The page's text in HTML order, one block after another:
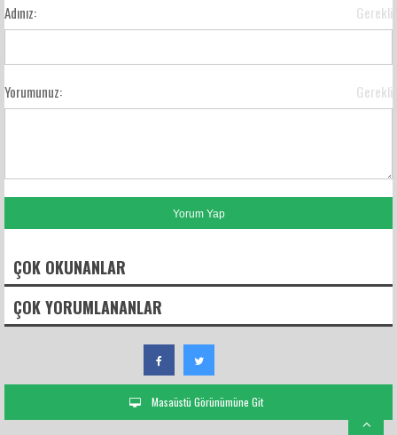
Adınız: Gerekli
Yorumunuz: Gerekli
ÇOK OKUNANLAR
ÇOK YORUMLANANLAR
Masaüstü Görünümüne Git